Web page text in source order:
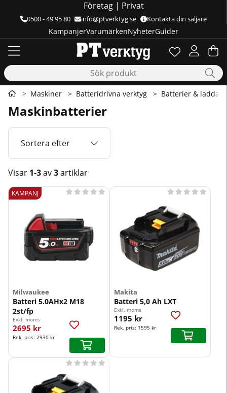
Företag| Privat
0500 - 49 95 80 info@ptverktyg.se Kontakta din säljare
Önskelista
Antal i
. .
KampanjerVarumärkenNyheterGuider
Maskiner Batteridrivna verktyg Batterier &
Maskinbatterier
Sortera efter
Visar 1-3av3artiklar
Produkter
KAMPANJ
Milwaukee
Batteri 5.0AHx2 M18
2st/fp
    
Exkl. moms
2695 kr
Rek. pris: 2930 kr
Makita
Batteri 5,0 Ah LXT
    
Exkl. moms
1195 kr
Rek. pris: 1595 kr
    